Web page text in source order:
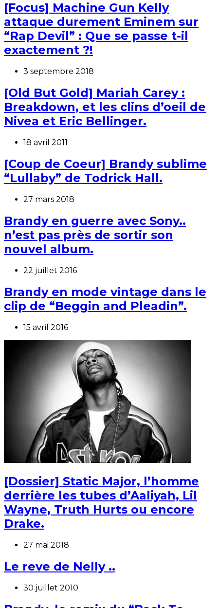
[Focus] Machine Gun Kelly
attaque durement Eminem sur
“Rap Devil” : Que se passe t-il
exactement ?!
3 septembre 2018
[Old But Gold] Mariah Carey :
Breakdown, et les clins d’oeil de
Nivea et Eric Bellinger.
18 avril 2011
[Coup de Coeur] Brandy sublime
“Lullaby” de Todrick Hall.
27 mars 2018
Brandy en guerre avec Sony..
n’est pas près de sortir son
nouvel album.
22 juillet 2016
Brandy en mode vintage dans le
clip de “Beggin and Pleadin”.
15 avril 2016
[Dossier] Static Major, l’homme
derrière les tubes d’Aaliyah, Lil
Wayne, Truth Hurts ou encore
Drake.
27 mai 2018
Le reve de Nelly ..
30 juillet 2010